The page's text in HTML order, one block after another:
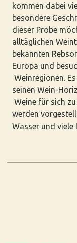
kommen dabei
besondere
dieser Probe
alltäglichen
bekannten
Europa und
Weinregionen.
seinen Wein-
Weine für sich
werden
Wasser und viele